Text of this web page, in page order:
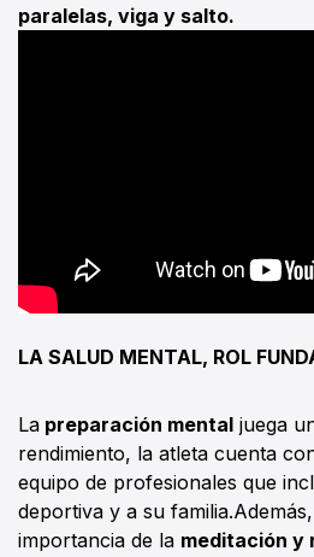
paralelas, viga y salto.
LA SALUD MENTAL, ROL
La preparación mental juega
rendimiento, la atleta cuenta
equipo de profesionales que
deportiva y a su
importancia de la meditación y